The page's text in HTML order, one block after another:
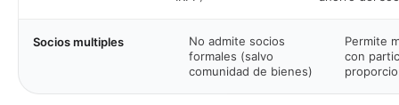
Socios multiples
No admite socios
formales (salvo
comunidad de bienes)
Permite
con